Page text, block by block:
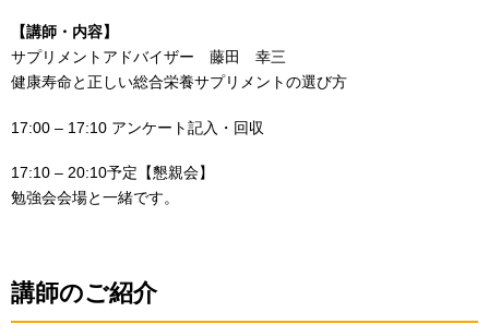
【講師・内容】
サプリメントアドバイザー 藤田 幸三
健康寿命と正しい総合栄養サプリメントの選び方
17:00 – 17:10 アンケート記入・回収
17:10 – 20:10予定【懇親会】
勉強会会場と一緒です。
講師のご紹介